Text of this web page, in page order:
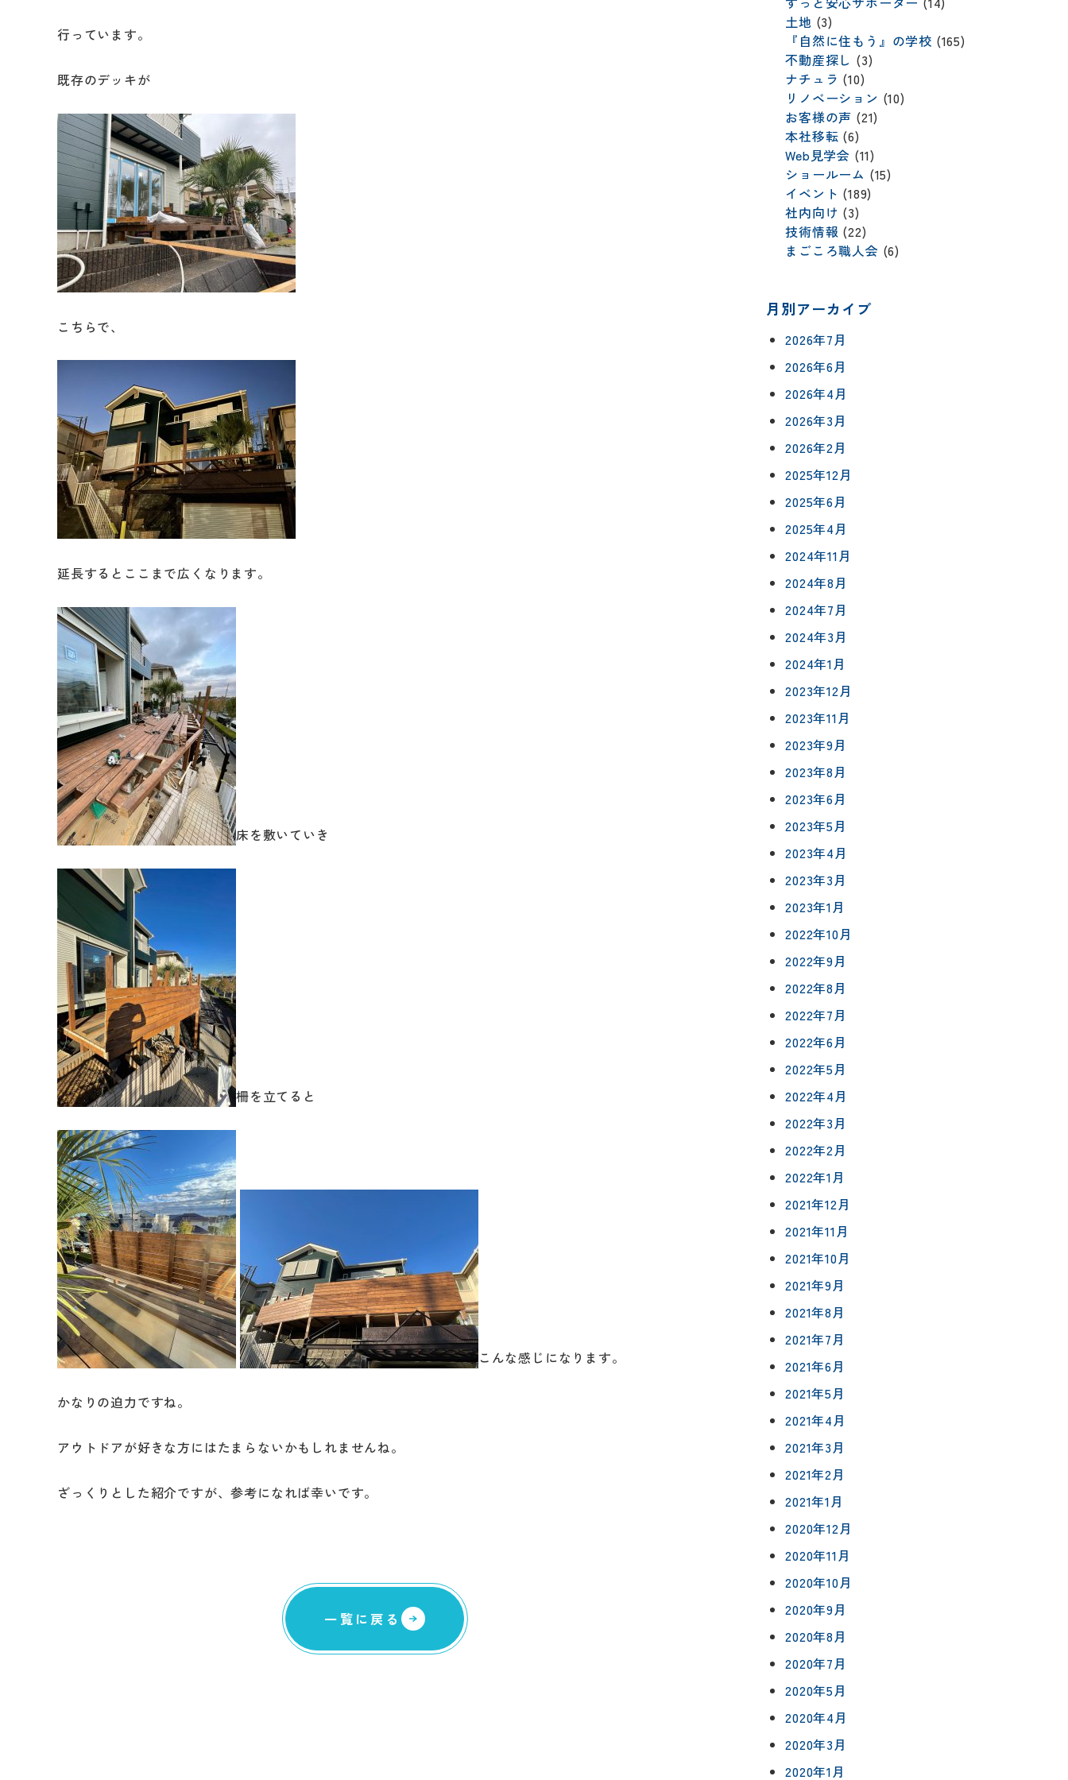
リフォームメニュー
キッチン
バスルーム
洗面化粧台
ハウジングボックス について
行っています。
既存のデッキが
こちらで、
延長するとここまで広くなります。
床を敷いていき
柵を立てると
こんな感じになります。
かなりの迫力ですね。
アウトドアが好きな方にはたまらないかもしれませんね。
ざっくりとした紹介ですが、参考になれば幸いです。
一覧に戻る
土地 (3)
『自然に住もう』の学校 (165)
不動産探し (3)
ナチュラ (10)
リノベーション (10)
お客様の声 (21)
本社移転 (6)
Web見学会 (11)
ショールーム (15)
イベント (189)
社内向け (3)
技術情報 (22)
まごころ職人会 (6)
月別アーカイブ
2026年7月
2026年6月
2026年4月
2026年3月
2026年2月
2025年12月
2025年6月
2025年4月
2024年11月
2024年8月
2024年7月
2024年3月
2024年1月
2023年12月
2023年11月
2023年9月
2023年8月
2023年6月
2023年5月
2023年4月
2023年3月
2023年1月
2022年10月
2022年9月
2022年8月
2022年7月
2022年6月
2022年5月
2022年4月
2022年3月
2022年2月
2022年1月
2021年12月
2021年11月
2021年10月
2021年9月
2021年8月
2021年7月
2021年6月
2021年5月
2021年4月
2021年3月
2021年2月
2021年1月
2020年12月
2020年11月
2020年10月
2020年9月
2020年8月
2020年7月
2020年5月
2020年4月
2020年3月
2020年1月